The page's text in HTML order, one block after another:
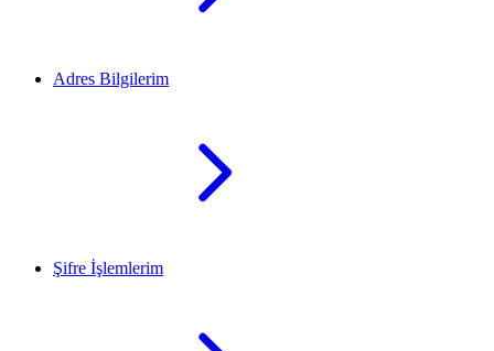
Adres Bilgilerim
Şifre İşlemlerim